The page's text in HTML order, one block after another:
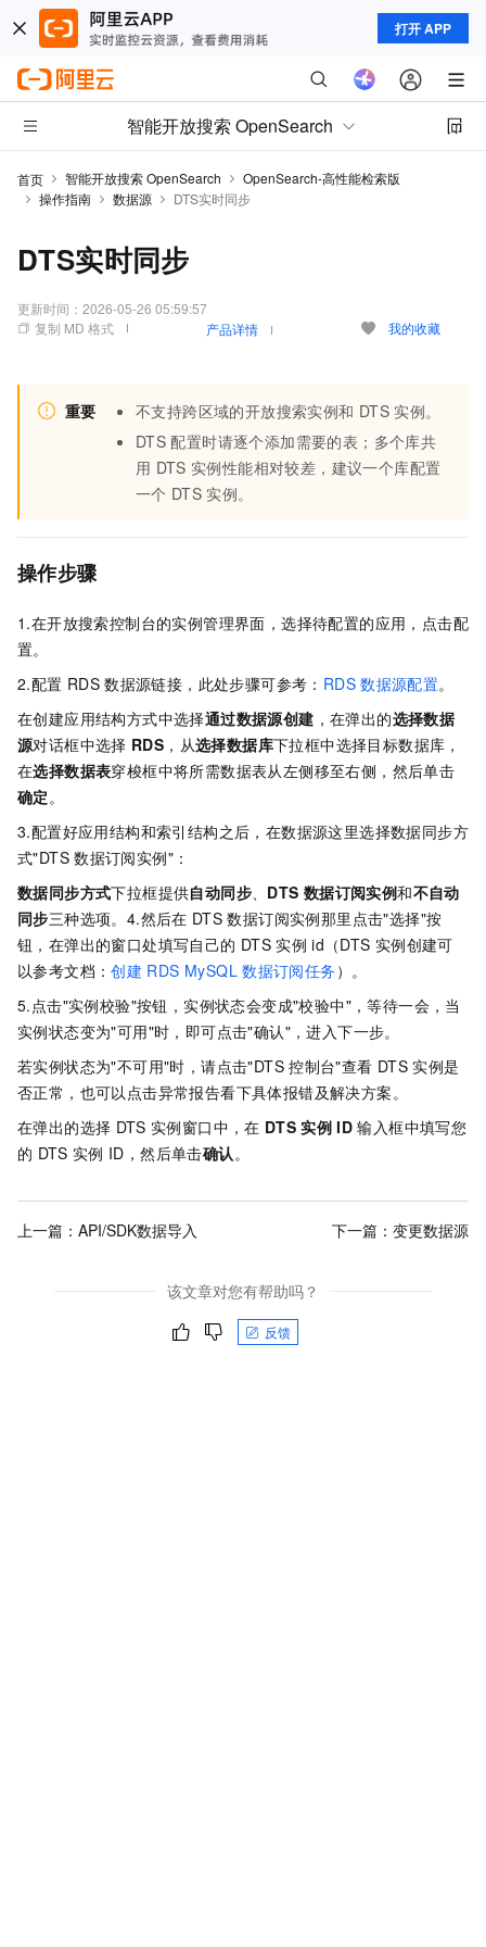
打开 APP
智能开放搜索 OpenSearch
首页 智能开放搜索 OpenSearch
OpenSearch-高性能检索版
操作指南
数据源 DTS实时同步
DTS实时同步
更新时间： 2026-05-26 05:59:57
复制 MD 格式
产品详情 我的收藏
重要 不支持跨区域的开放搜索实例和 DTS 实例。
DTS 配置时请逐个添加需要的表；多个库共
用 DTS 实例性能相对较差，建议一个库配置
一个 DTS 实例。
操作步骤
1.在开放搜索控制台的实例管理界面，选择待配置的应用，点击配
置。
2.配置 RDS 数据源链接，此处步骤可参考： RDS 数据源配置。
在创建应用结构方式中选择通过数据源创建 ，在弹出的选择数据
源对话框中选择 RDS ，从选择数据库下拉框中选择目标数据库，
在选择数据表穿梭框中将所需数据表从左侧移至右侧，然后单击
确定。
3.配置好应用结构和索引结构之后，在数据源这里选择数据同步方
式"DTS 数据订阅实例"：
数据同步方式下拉框提供自动同步、 DTS 数据订阅实例和不自动
同步三种选项。4.然后在 DTS 数据订阅实例那里点击"选择"按
钮，在弹出的窗口处填写自己的 DTS 实例 id（DTS 实例创建可
以参考文档：创建 RDS MySQL 数据订阅任务 ）。
5.点击"实例校验"按钮，实例状态会变成"校验中"，等待一会，当
实例状态变为"可用"时，即可点击"确认"，进入下一步。
若实例状态为"不可用"时，请点击"DTS 控制台"查看 DTS 实例是
否正常，也可以点击异常报告看下具体报错及解决方案。
在弹出的选择 DTS 实例窗口中，在 DTS 实例 ID 输入框中填写您
的 DTS 实例 ID，然后单击确认。
上一篇： API/SDK数据导入 下一篇： 变更数据源
该文章对您有帮助吗？
反馈